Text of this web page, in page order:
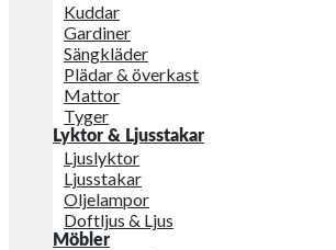
Kuddar
Gardiner
Sängkläder
Plädar & överkast
Mattor
Tyger
Lyktor & Ljusstakar
Ljuslyktor
Ljusstakar
Oljelampor
Doftljus & Ljus
Möbler